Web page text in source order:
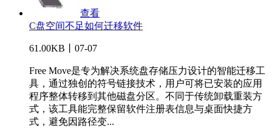
查看
C盘空间不足如何迁移软件
61.00KB丨07-07
Free Move是专为解决系统盘存储压力设计的智能迁移工
具，通过独创的符号链接技术，用户可将已安装的应用
程序整体转移到其他磁盘分区。不同于传统卸载重装方
式，该工具能完整保留软件注册表信息与桌面快捷方
式，避免因路径变...